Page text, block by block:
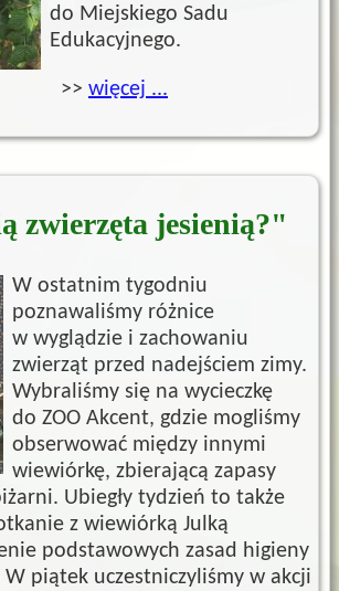
do Miejskiego Sadu
Edukacyjnego.
>> więcej ...
zwierzęta jesienią?"
W ostatnim tygodniu
poznawaliśmy różnice
w wyglądzie i zachowaniu
zwierząt przed nadejściem zimy.
Wybraliśmy się na wycieczkę
do ZOO Akcent, gdzie mogliśmy
obserwować między innymi
wiewiórkę, zbierającą zapasy
Ubiegły tydzień to także
z wiewiórką Julką
podstawowych zasad higieny
piątek uczestniczyliśmy w akcji